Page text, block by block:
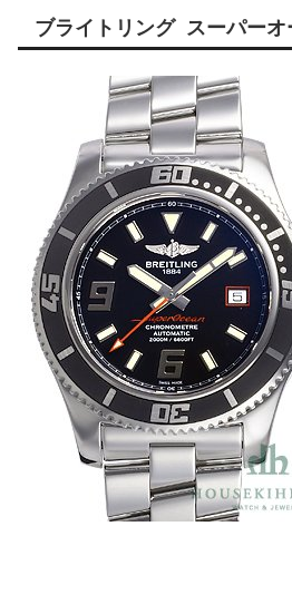
ブライトリング スーパーオ